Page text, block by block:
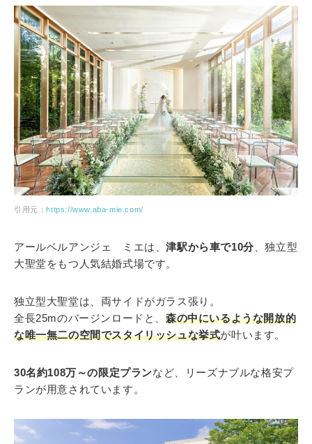
引用元： https://www.aba-mie.com/
アールベルアンジェ ミエは、津駅から車で10分、独立型
大聖堂をもつ人気結婚式場です。
独立型大聖堂は、両サイドがガラス張り。
全長25mのバージンロードと、 森の中にいるような開放的
な唯一無二の空間でスタイリッシュな挙式が叶います。
30名約108万～の限定プランなど、リーズナブルな格安プ
ランが用意されています。